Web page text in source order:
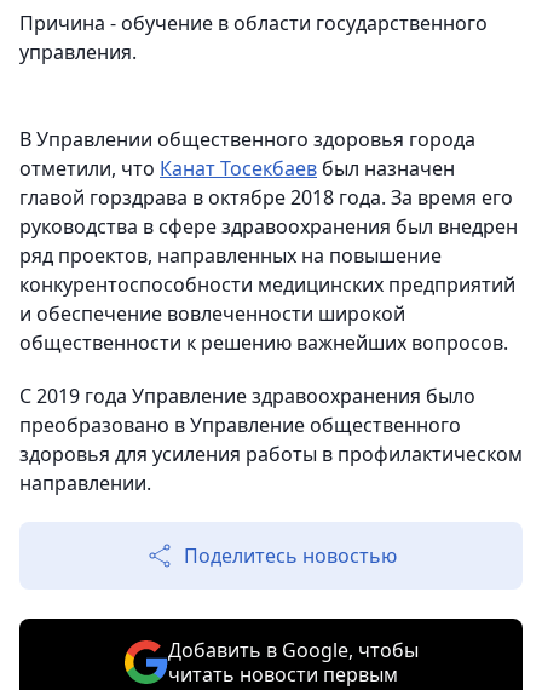
Причина - обучение в области государственного
управления.
В Управлении общественного здоровья города
отметили, что Канат Тосекбаев был назначен
главой горздрава в октябре 2018 года. За время его
руководства в сфере здравоохранения был внедрен
ряд проектов, направленных на повышение
конкурентоспособности медицинских предприятий
и обеспечение вовлеченности широкой
общественности к решению важнейших вопросов.
С 2019 года Управление здравоохранения было
преобразовано в Управление общественного
здоровья для усиления работы в профилактическом
направлении.
Поделитесь новостью
Добавить в Google, чтобы
читать новости первым